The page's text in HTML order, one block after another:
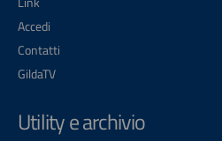
Accedi
Contatti
GildaTV
Utility e archivio